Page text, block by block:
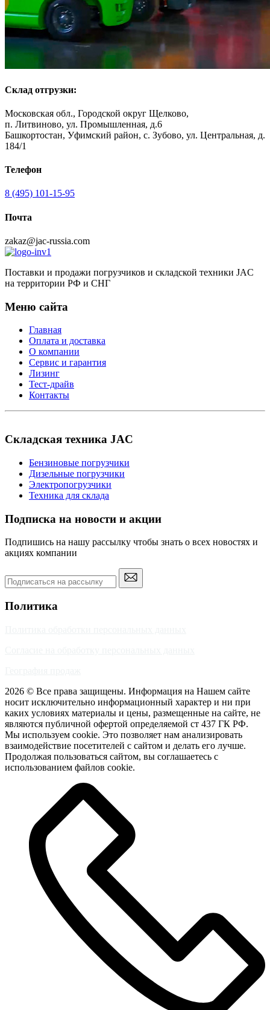
Склад отгрузки:
Московская обл., Городской округ Щелково,
п. Литвиново, ул. Промышленная, д.6
Башкортостан, Уфимский район, с. Зубово, ул. Центральная, д.
184/1
Телефон
8 (495) 101-15-95
Почта
zakaz@jac-russia.com
Поставки и продажи погрузчиков и складской техники JAC
на территории РФ и СНГ
Меню сайта
Главная
Оплата и доставка
О компании
Сервис и гарантия
Лизинг
Тест-драйв
Контакты
Складская техника JAC
Бензиновые погрузчики
Дизельные погрузчики
Электропогрузчики
Техника для склада
Подписка на новости и акции
Подпишись на нашу рассылку чтобы знать о всех новостях и
акциях компании
Политика
2026 © Все права защищены. Информация на Нашем сайте
носит исключительно информационный характер и ни при
каких условиях материалы и цены, размещенные на сайте, не
являются публичной офертой определяемой ст 437 ГК РФ.
Мы используем cookie. Это позволяет нам анализировать
взаимодействие посетителей с сайтом и делать его лучше.
Продолжая пользоваться сайтом, вы соглашаетесь с
использованием файлов cookie.